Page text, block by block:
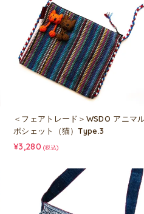
＜フェアトレード＞WSDO アニマ
ポシェット（猫）Type.3
¥3,280 (税込)